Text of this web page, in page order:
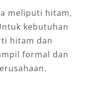
meliputi hitam,
kebutuhan
hitam dan
formal dan